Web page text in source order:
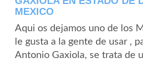
MEXICO
Aqui os dejamos uno de los
le gusta a la gente de usar ,
Antonio Gaxiola, se trata de